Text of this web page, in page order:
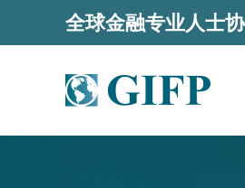
全球金融专业人士